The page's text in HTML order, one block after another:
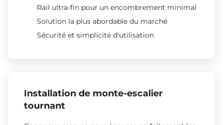
Rail ultra-fin pour un encombrement minimal
Solution la plus abordable du marché
Sécurité et simplicité d'utilisation
Installation de monte-escalier
tournant